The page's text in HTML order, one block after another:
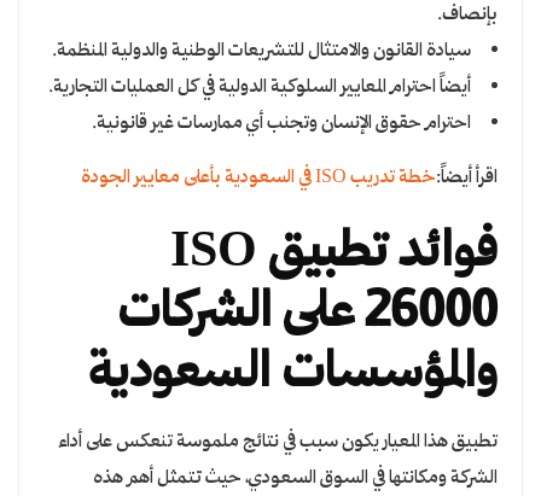
بإنصاف.
سيادة القانون والامتثال للتشريعات الوطنية والدولية المنظمة.
أيضاً احترام المعايير السلوكية الدولية في كل العمليات التجارية.
احترام حقوق الإنسان وتجنب أي ممارسات غير قانونية.
اقرأ أيضاً:خطة تدريب ISO في السعودية بأعلى معايير الجودة
فوائد تطبيق ISO
26000 على الشركات
والمؤسسات السعودية
تطبيق هذا المعيار يكون سبب في نتائج ملموسة تنعكس على أداء
الشركة ومكانتها في السوق السعودي، حيث تتمثل أهم هذه